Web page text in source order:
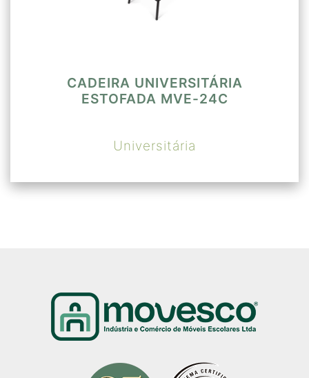
CADEIRA UNIVERSITÁRIA
ESTOFADA MVE-24C
Universitária